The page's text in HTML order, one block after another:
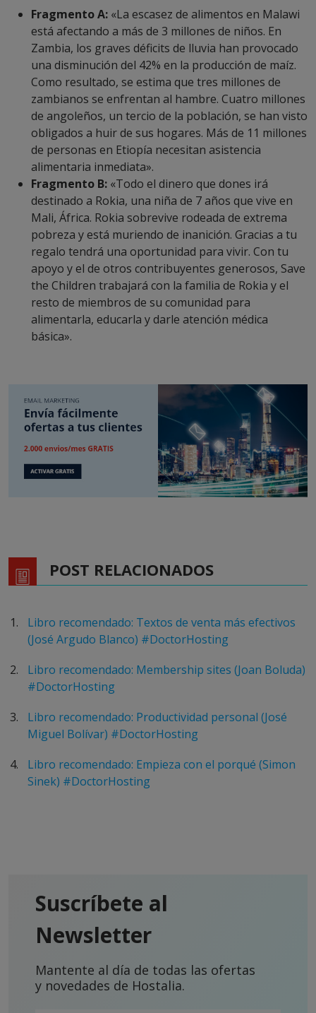
Fragmento A: «La escasez de alimentos en Malawi
está afectando a más de 3 millones de niños. En
Zambia, los graves déficits de lluvia han provocado
una disminución del 42% en la producción de maíz.
Como resultado, se estima que tres millones de
zambianos se enfrentan al hambre. Cuatro millones
de angoleños, un tercio de la población, se han visto
obligados a huir de sus hogares. Más de 11 millones
de personas en Etiopía necesitan asistencia
alimentaria inmediata».
Fragmento B: «Todo el dinero que dones irá
destinado a Rokia, una niña de 7 años que vive en
Mali, África. Rokia sobrevive rodeada de extrema
pobreza y está muriendo de inanición. Gracias a tu
regalo tendrá una oportunidad para vivir. Con tu
apoyo y el de otros contribuyentes generosos, Save
the Children trabajará con la familia de Rokia y el
resto de miembros de su comunidad para
alimentarla, educarla y darle atención médica
básica».
POST RELACIONADOS
Libro recomendado: Textos de venta más efectivos
(José Argudo Blanco) #DoctorHosting
Libro recomendado: Membership sites (Joan Boluda)
#DoctorHosting
Libro recomendado: Productividad personal (José
Miguel Bolívar) #DoctorHosting
Libro recomendado: Empieza con el porqué (Simon
Sinek) #DoctorHosting
Suscríbete al
Newsletter
Mantente al día de todas las ofertas
y novedades de Hostalia.